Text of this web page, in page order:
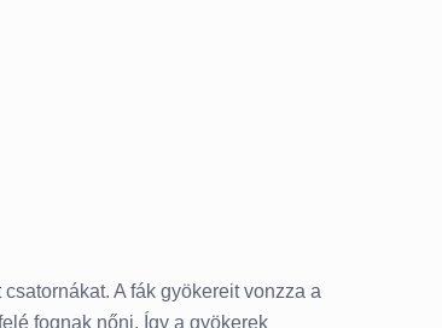
A fák gyökereit vonzza a
fognak nőni. Így a gyökerek